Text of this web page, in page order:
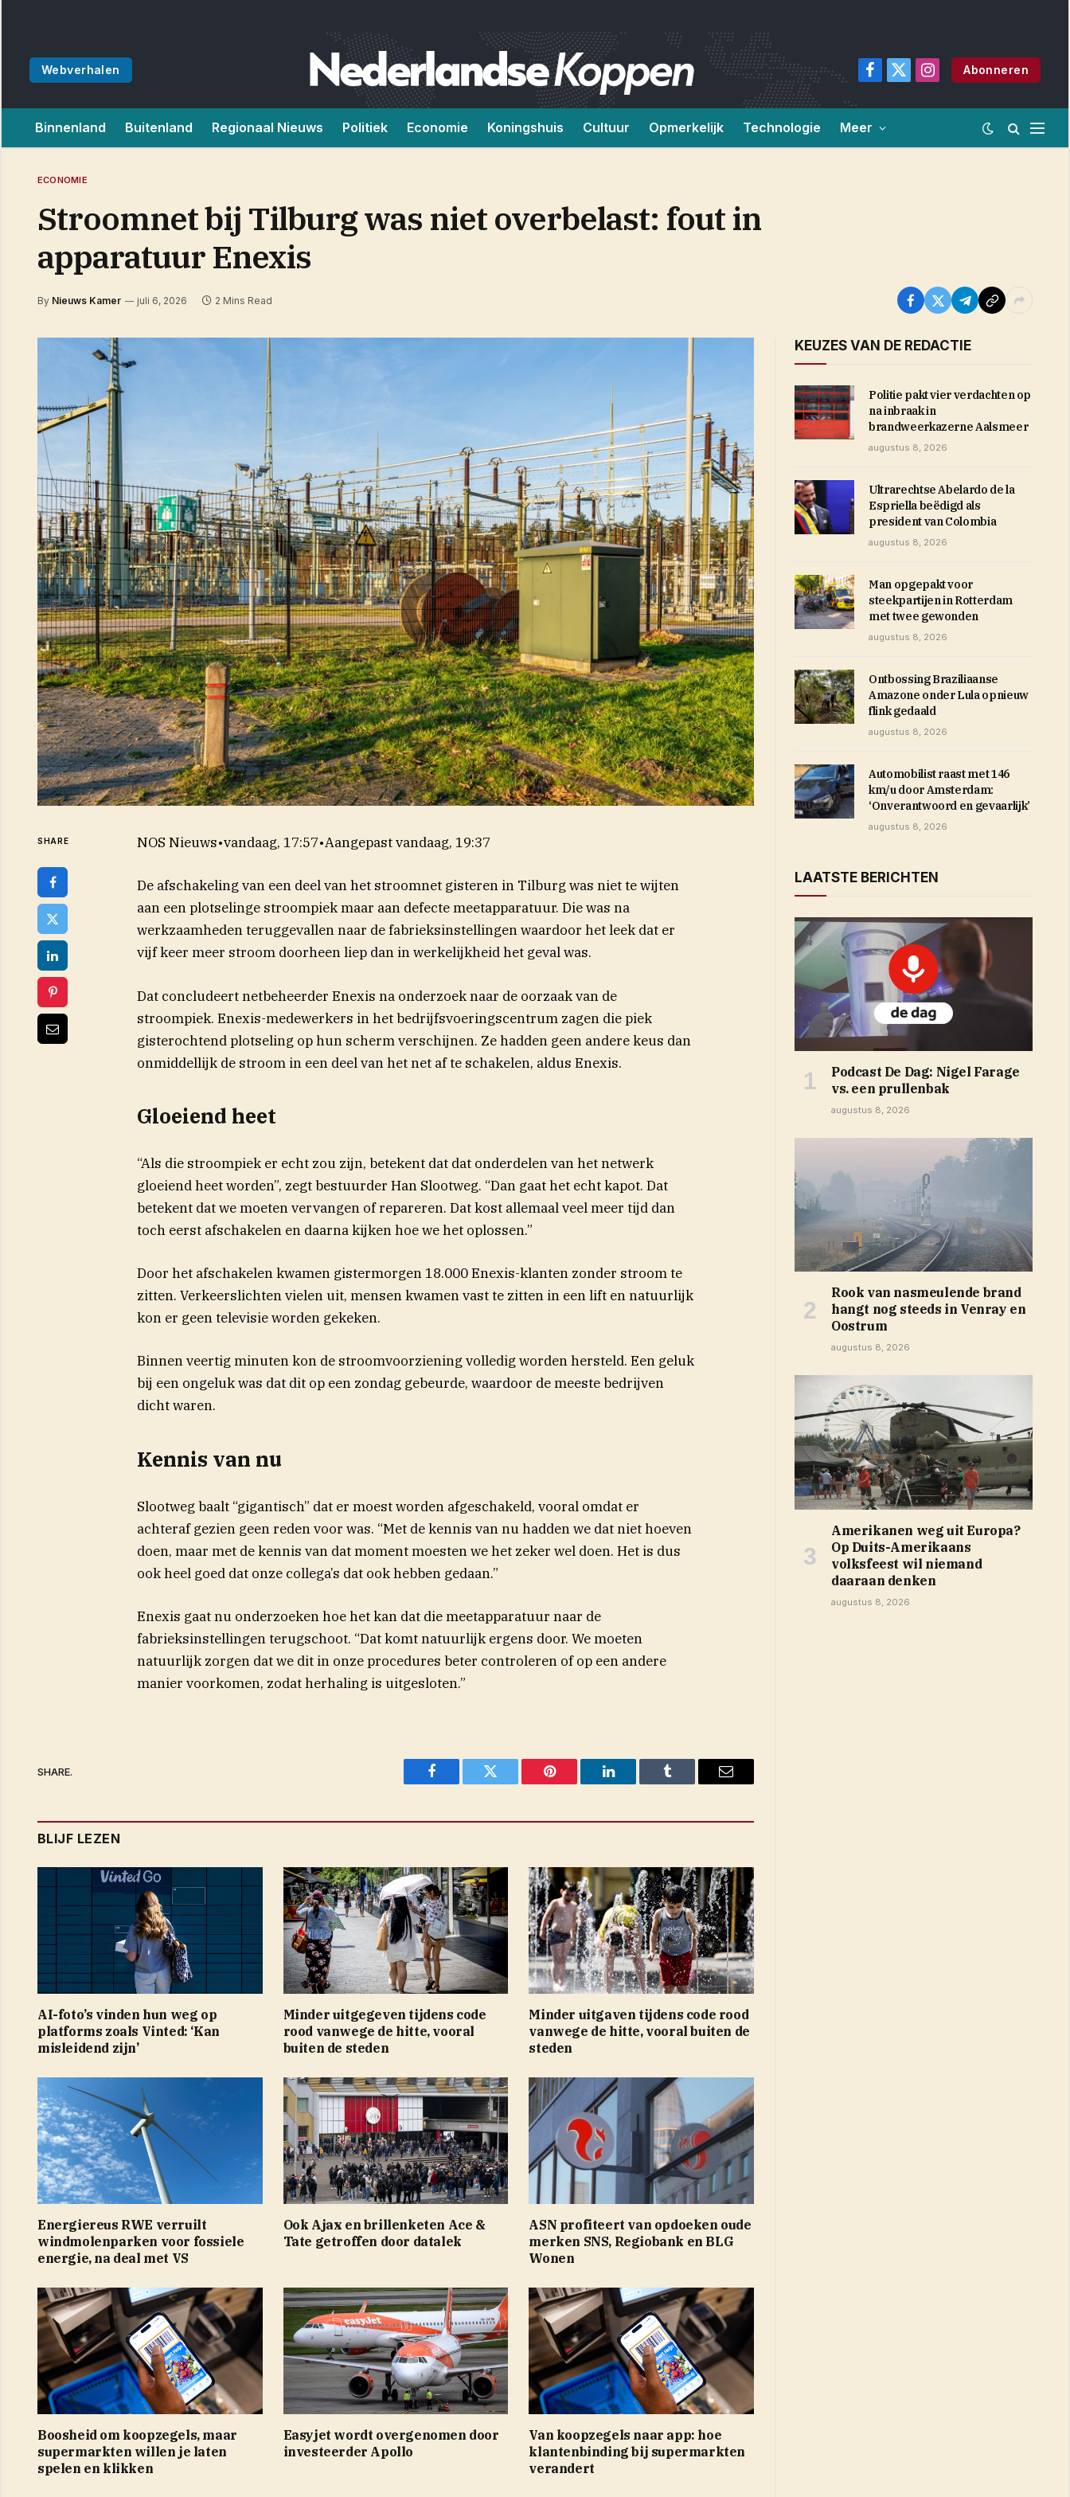
Webverhalen
Facebook
X
Instagram
Abonneren
Binnenland Buitenland Regionaal Nieuws Politiek Economie Koningshuis Cultuur Opmerkelijk Technologie Meer
ECONOMIE
Stroomnet bij Tilburg was niet overbelast: fout in
apparatuur Enexis
By Nieuws Kamer juli 6, 2026 2 Mins Read
SHARE NOS Nieuws•vandaag, 17:57•Aangepastvandaag, 19:37
De afschakeling van een deel van het stroomnet gisteren in Tilburg was niet te wijten
aan een plotselinge stroompiek maar aan defecte meetapparatuur. Die was na
werkzaamheden teruggevallen naar de fabrieksinstellingen waardoor het leek dat er
vijf keer meer stroom doorheen liep dan in werkelijkheid het geval was.
Dat concludeert netbeheerder Enexis na onderzoek naar de oorzaak van de
stroompiek. Enexis-medewerkers in het bedrijfsvoeringscentrum zagen die piek
gisterochtend plotseling op hun scherm verschijnen. Ze hadden geen andere keus dan
onmiddellijk de stroom in een deel van het net af te schakelen, aldus Enexis.
Gloeiend heet
“Als die stroompiek er echt zou zijn, betekent dat dat onderdelen van het netwerk
gloeiend heet worden”, zegt bestuurder Han Slootweg. “Dan gaat het echt kapot. Dat
betekent dat we moeten vervangen of repareren. Dat kost allemaal veel meer tijd dan
toch eerst afschakelen en daarna kijken hoe we het oplossen.”
Door het afschakelen kwamen gistermorgen 18.000 Enexis-klanten zonder stroom te
zitten. Verkeerslichten vielen uit, mensen kwamen vast te zitten in een lift en natuurlijk
kon er geen televisie worden gekeken.
Binnen veertig minuten kon de stroomvoorziening volledig worden hersteld. Een geluk
bij een ongeluk was dat dit op een zondag gebeurde, waardoor de meeste bedrijven
dicht waren.
Kennis van nu
Slootweg baalt “gigantisch” dat er moest worden afgeschakeld, vooral omdat er
achteraf gezien geen reden voor was. “Met de kennis van nu hadden we dat niet hoeven
doen, maar met de kennis van dat moment moesten we het zeker wel doen. Het is dus
ook heel goed dat onze collega’s dat ook hebben gedaan.”
Enexis gaat nu onderzoeken hoe het kan dat die meetapparatuur naar de
fabrieksinstellingen terugschoot. “Dat komt natuurlijk ergens door. We moeten
natuurlijk zorgen dat we dit in onze procedures beter controleren of op een andere
manier voorkomen, zodat herhaling is uitgesloten.”
SHARE.
Facebook Twitter Pinterest LinkedIn Tumblr Email
BLIJF LEZEN
AI-foto’s vinden hun weg op
platforms zoals Vinted: ‘Kan
misleidend zijn’
Minder uitgegeven tijdens code
rood vanwege de hitte, vooral
buiten de steden
Minder uitgaven tijdens code rood
vanwege de hitte, vooral buiten de
steden
Energiereus RWE verruilt
windmolenparken voor fossiele
energie, na deal met VS
Ook Ajax en brillenketen Ace &
Tate getroffen door datalek
ASN profiteert van opdoeken oude
merken SNS, Regiobank en BLG
Wonen
Boosheid om koopzegels, maar
supermarkten willen je laten
spelen en klikken
Easyjet wordt overgenomen door
investeerder Apollo
Van koopzegels naar app: hoe
klantenbinding bij supermarkten
verandert
KEUZES VAN DE REDACTIE
Politie pakt vier verdachten op
na inbraak in
brandweerkazerne Aalsmeer
augustus 8, 2026
Ultrarechtse Abelardo de la
Espriella beëdigd als
president van Colombia
augustus 8, 2026
Man opgepakt voor
steekpartijen in Rotterdam
met twee gewonden
augustus 8, 2026
Ontbossing Braziliaanse
Amazone onder Lula opnieuw
flink gedaald
augustus 8, 2026
Automobilist raast met 146
km/u door Amsterdam:
‘Onverantwoord en gevaarlijk’
augustus 8, 2026
LAATSTE BERICHTEN
Podcast De Dag: Nigel Farage
vs. een prullenbak
augustus 8, 2026
Rook van nasmeulende brand
hangt nog steeds in Venray en
Oostrum
augustus 8, 2026
Amerikanen weg uit Europa?
Op Duits-Amerikaans
volksfeest wil niemand
daaraan denken
augustus 8, 2026